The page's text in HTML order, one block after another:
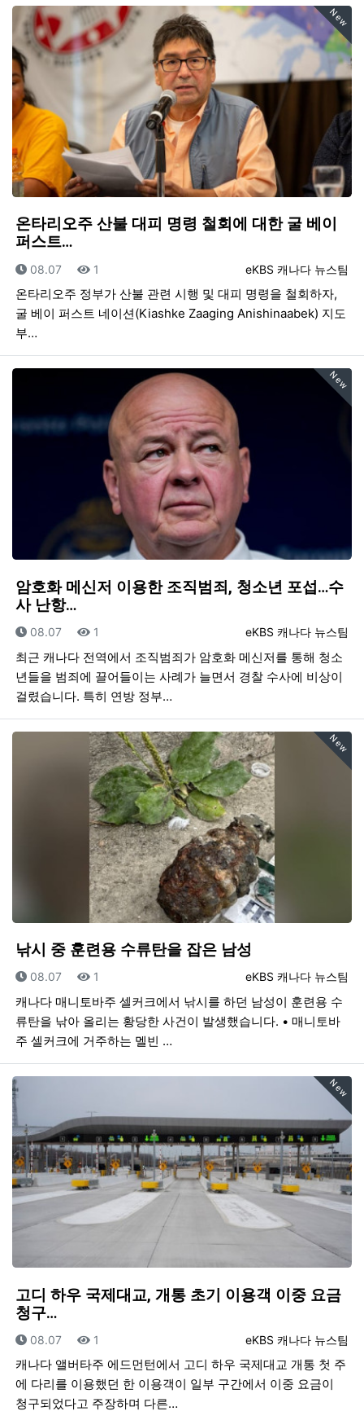
New
온타리오주 산불 대피 명령 철회에 대한 굴 베이
퍼스트…
등록자
eKBS 캐나다 뉴스팀
등록일
08.07 조회
1
온타리오주 정부가 산불 관련 시행 및 대피 명령을 철회하자,
굴 베이 퍼스트 네이션(Kiashke Zaaging Anishinaabek) 지도
부…
New
암호화 메신저 이용한 조직범죄, 청소년 포섭…수
사 난항…
등록자
eKBS 캐나다 뉴스팀
등록일
08.07 조회
1
최근 캐나다 전역에서 조직범죄가 암호화 메신저를 통해 청소
년들을 범죄에 끌어들이는 사례가 늘면서 경찰 수사에 비상이
걸렸습니다. 특히 연방 정부…
New
낚시 중 훈련용 수류탄을 잡은 남성
등록자
eKBS 캐나다 뉴스팀
등록일
08.07 조회
1
캐나다 매니토바주 셀커크에서 낚시를 하던 남성이 훈련용 수
류탄을 낚아 올리는 황당한 사건이 발생했습니다. • 매니토바
주 셀커크에 거주하는 멜빈 …
New
고디 하우 국제대교, 개통 초기 이용객 이중 요금
청구…
등록자
eKBS 캐나다 뉴스팀
등록일
08.07 조회
1
캐나다 앨버타주 에드먼턴에서 고디 하우 국제대교 개통 첫 주
에 다리를 이용했던 한 이용객이 일부 구간에서 이중 요금이
청구되었다고 주장하며 다른…